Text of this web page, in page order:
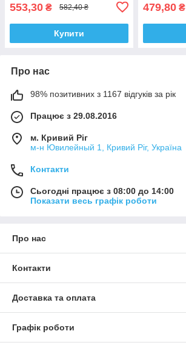
553,30 ₴ 582,40 ₴
Купити
479,80 ₴
Про нас
98% позитивних з 1167 відгуків за рік
Працює з 29.08.2016
м. Кривий Ріг
м-н Ювилейный 1, Кривий Ріг, Україна
Контакти
Сьогодні працює з 08:00 до 14:00
Показати весь графік роботи
Про нас
Контакти
Доставка та оплата
Графік роботи